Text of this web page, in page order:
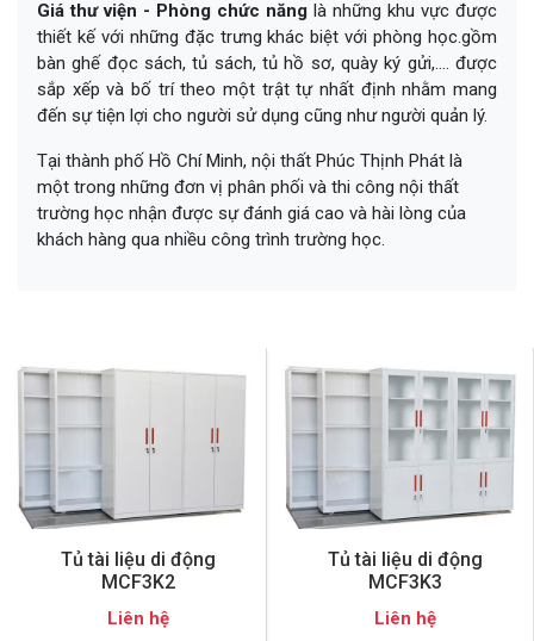
Giá thư viện - Phòng chức năng là những khu vực được
thiết kế với những đặc trưng khác biệt với phòng học.gồm
bàn ghế đọc sách, tủ sách, tủ hồ sơ, quày ký gửi,.... được
sắp xếp và bố trí theo một trật tự nhất định nhằm mang
đến sự tiện lợi cho người sử dụng cũng như người quản lý.
Tại thành phố Hồ Chí Minh, nội thất Phúc Thịnh Phát là
một trong những đơn vị phân phối và thi công nội thất
trường học nhận được sự đánh giá cao và hài lòng của
khách hàng qua nhiều công trình trường học.
Tủ tài liệu di động
MCF3K2
Liên hệ
Tủ tài liệu di động
MCF3K3
Liên hệ